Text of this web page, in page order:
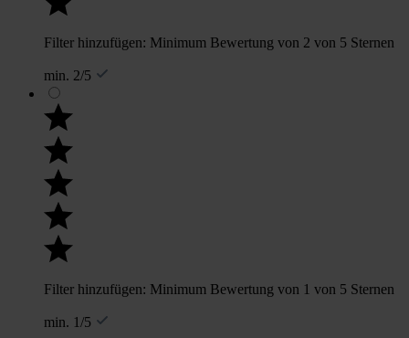
Filter hinzufügen: Minimum Bewertung von 2 von 5 Sternen
min. 2/5
Filter hinzufügen: Minimum Bewertung von 1 von 5 Sternen
min. 1/5